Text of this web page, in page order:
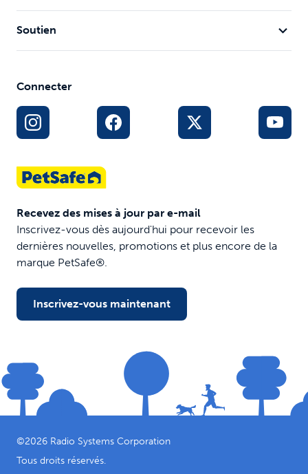
Soutien
Connecter
Recevez des mises à jour par e-mail
Inscrivez-vous dès aujourd'hui pour recevoir les
dernières nouvelles, promotions et plus encore de la
marque PetSafe®.
Inscrivez-vous maintenant
©2026 Radio Systems Corporation
Tous droits réservés.